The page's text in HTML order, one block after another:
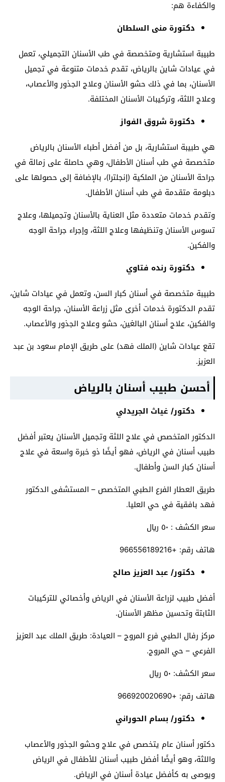
والكفاءة هم:
دكتورة منى السلطان
طبيبة استشارية ومتخصصة في طب الأسنان التجميلي، تعمل
في عيادات شاين بالرياض، تقدم خدمات متنوعة في تجميل
الأسنان، بما في ذلك حشو الأسنان وعلاج الجذور والأعصاب،
وعلاج اللثة، وتركيبات الأسنان المختلفة.
دكتورة شروق الفواز
هي طبيبة استشارية، بل من أفضل أطباء الأسنان بالرياض
متخصصة في طب أسنان الأطفال، وهي حاصلة على زمالة في
جراحة الأسنان من الملكية (إنجلترا)، بالإضافة إلى حصولها على
دبلومة متقدمة في طب أسنان الأطفال.
وتقدم خدمات متعددة مثل العناية بالأسنان وتجميلها، وعلاج
تسوس الأسنان وتنظيفها وعلاج اللثة، وإجراء جراحة الوجه
والفكين.
دكتورة رنده فتاوي
طبيبة متخصصة في أسنان كبار السن، وتعمل في عيادات شاين،
تقدم الدكتورة خدمات أخرى مثل زراعة الأسنان، جراحة الوجه
والفكين، علاج أسنان البالغين، حشو وعلاج الجذور والأعصاب.
تقع عيادات شاين (الملك فهد) على طريق الإمام سعود بن عبد
العزيز.
أحسن طبيب أسنان بالرياض
دكتور/ غياث الجريدلي
الدكتور المتخصص في علاج اللثة وتجميل الأسنان يعتبر أفضل
طبيب أسنان في الرياض، فهو أيضًا ذو خبرة واسعة في علاج
أسنان كبار السن وأطفال.
طريق العطار الفرع الطبي المتخصص – المستشفى الدكتور
فهد بافقية في حي العليا.
سعر الكشف : ٥٠ ريال
هاتف رقم: +966556189216
دكتور/ عبد العزيز صالح
أفضل طبيب لزراعة الأسنان في الرياض وأخصائي للتركيبات
الثابتة وتحسين مظهر الأسنان.
مركز رفال الطبي فرع المروج – العيادة: طريق الملك عبد العزيز
الفرعي – حي المروج.
سعر الكشف: ٥٠ ريال
هاتف رقم: +966920020690
دكتور/ بسام الحوراني
دكتور أسنان عام يتخصص في علاج وحشو الجذور والأعصاب
واللثة، وهو أيضًا أفضل طبيب أسنان للأطفال في الرياض
ويوصى به كأفضل عيادة أسنان في الرياض.